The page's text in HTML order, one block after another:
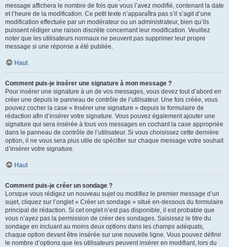
message affichera le nombre de fois que vous l’avez modifié, contenant la date
et l’heure de la modification. Ce petit texte n’apparaîtra pas s’il s’agit d’une
modification effectuée par un modérateur ou un administrateur, bien qu’ils
puissent rédiger une raison discrète concernant leur modification. Veuillez
noter que les utilisateurs normaux ne peuvent pas supprimer leur propre
message si une réponse a été publiée.
Haut
Comment puis-je insérer une signature à mon message ?
Pour insérer une signature à un de vos messages, vous devez tout d’abord en
créer une depuis le panneau de contrôle de l’utilisateur. Une fois créée, vous
pouvez cocher la case « Insérer une signature » depuis le formulaire de
rédaction afin d’insérer votre signature. Vous pouvez également ajouter une
signature qui sera insérée à tous vos messages en cochant la case appropriée
dans le panneau de contrôle de l’utilisateur. Si vous choisissez cette dernière
option, il ne vous sera plus utile de spécifier sur chaque message votre souhait
d’insérer votre signature.
Haut
Comment puis-je créer un sondage ?
Lorsque vous rédigez un nouveau sujet ou modifiez le premier message d’un
sujet, cliquez sur l’onglet « Créer un sondage » situé en-dessous du formulaire
principal de rédaction. Si cet onglet n’est pas disponible, il est probable que
vous n’ayez pas la permission de créer des sondages. Saisissez le titre du
sondage en incluant au moins deux options dans les champs adéquats,
chaque option devant être insérée sur une nouvelle ligne. Vous pouvez définir
le nombre d’options que les utilisateurs peuvent insérer en modifiant, lors du